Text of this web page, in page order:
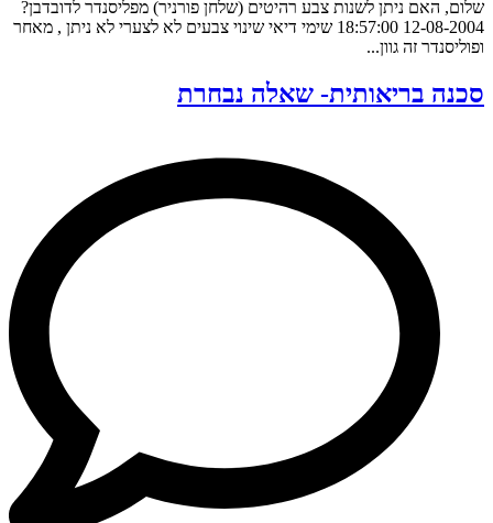
שלום, האם ניתן לשנות צבע רהיטים (שלחן פורניר) מפליסנדר לדובדבן?
12-08-2004 18:57:00 שימי דיאי שינוי צבעים לא לצערי לא ניתן , מאחר
ופוליסנדר זה גוון...
סכנה בריאותית- שאלה נבחרת